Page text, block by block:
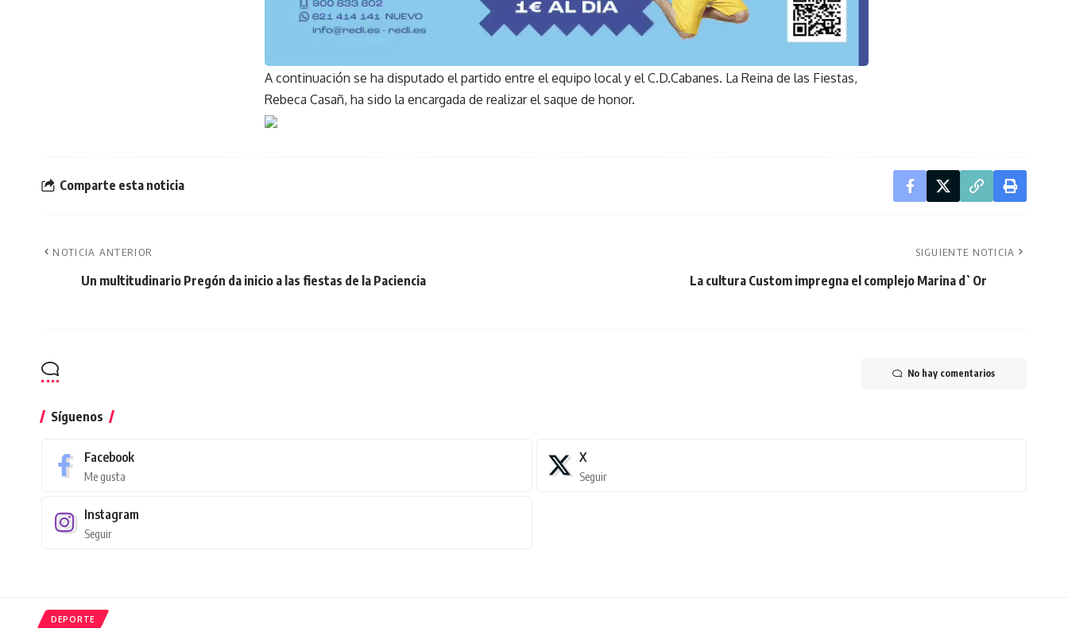
A continuación se ha disputado el partido entre el equipo local y el C.D.Cabanes. La Reina de las Fiestas,
Rebeca Casañ, ha sido la encargada de realizar el saque de honor.
Comparte esta noticia
NOTICIA ANTERIOR
Un multitudinario Pregón da inicio a las fiestas de la Paciencia
SIGUIENTE NOTICIA
La cultura Custom impregna el complejo Marina d`Or
No hay comentarios
Síguenos
Facebook
Me gusta
X
Seguir
Instagram
Seguir
DEPORTE